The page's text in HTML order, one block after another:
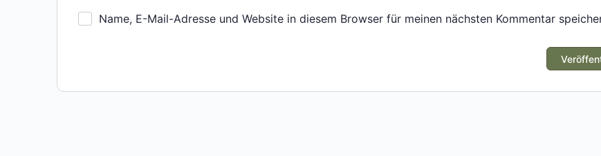
Name, E-Mail-Adresse und Website in diesem Browser für meinen nächsten Kommentar